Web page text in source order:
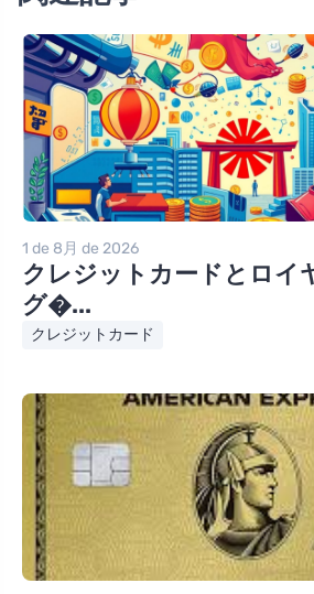
1 de 8月 de 2026
クレジットカードとロイ
グ�...
クレジットカード